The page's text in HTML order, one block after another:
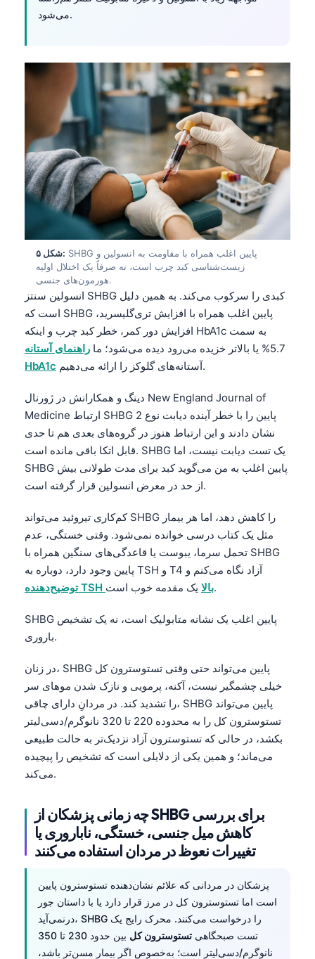
می‌شود.
شکل ۵: SHBG پایین اغلب همراه با مقاومت به انسولین و
زیست‌شناسی کبد چرب است، نه صرفاً یک اختلال اولیه
هورمون‌های جنسی.
انسولین سنتز SHBG کبدی را سرکوب می‌کند. به همین دلیل
است که SHBG پایین اغلب همراه با افزایش تری‌گلیسرید،
افزایش دور کمر، خطر کبد چرب و اینکه HbA1c به سمت
5.7% یا بالاتر خزیده می‌رود دیده می‌شود؛ ما
راهنمای آستانه
HbA1c
آستانه‌های گلوکز را ارائه می‌دهیم.
دینگ و همکارانش در ژورنال New England Journal of
Medicine ارتباط SHBG پایین را با خطر آینده دیابت نوع 2
نشان دادند و این ارتباط هنوز در گروه‌های بعدی هم تا حدی
قابل اتکا باقی مانده است. SHBG یک تست دیابت نیست، اما
SHBG پایین اغلب به من می‌گوید کبد برای مدت طولانی بیش
از حد در معرض انسولین قرار گرفته است.
کم‌کاری تیروئید می‌تواند SHBG را کاهش دهد، اما هر بیمار
مثل یک کتاب درسی خوانده نمی‌شود. وقتی خستگی، عدم
تحمل سرما، یبوست یا قاعدگی‌های سنگین همراه با SHBG
پایین وجود دارد، دوباره به TSH و T4 آزاد نگاه می‌کنم و
توضیح‌دهنده TSH بالایک مقدمه خوب است.
SHBG پایین اغلب یک نشانه متابولیک است، نه یک تشخیص
باروری.
در زنان، SHBG پایین می‌تواند حتی وقتی تستوسترون کل
خیلی چشمگیر نیست، آکنه، پرمویی و نازک شدن موهای سر
را تشدید کند. در مردانِ دارای چاقی، SHBG پایین می‌تواند
تستوسترون کل را به محدوده 220 تا 320 نانوگرم/دسی‌لیتر
بکشد، در حالی که تستوسترون آزاد نزدیک‌تر به حالت طبیعی
می‌ماند؛ و همین یکی از دلایلی است که تشخیص را پیچیده
می‌کند.
چه زمانی پزشکان از SHBG برای بررسی
کاهش میل جنسی، خستگی، ناباروری یا
تغییرات نعوظ در مردان استفاده می‌کنند
پزشکان در مردانی که علائم نشان‌دهنده تستوسترون پایین
است اما تستوسترون کل در مرز قرار دارد یا با داستان جور
درنمی‌آید، SHBG را درخواست می‌کنند. محرک رایج یک
تست صبحگاهی تستوسترون کل
بین حدود 230 تا 350
نانوگرم/دسی‌لیتر است؛ به‌خصوص اگر بیمار مسن‌تر باشد،
Gàidhlig
Occitan
العربية المغربية
Монгол
ພາສາລາວ
Basa Jawa
ئۇيغۇرچە
Кыргызча
Татар теле
Беларуская мова
Esperanto
Frysk
Ślōnskŏ gŏdka
Norsk bokmål